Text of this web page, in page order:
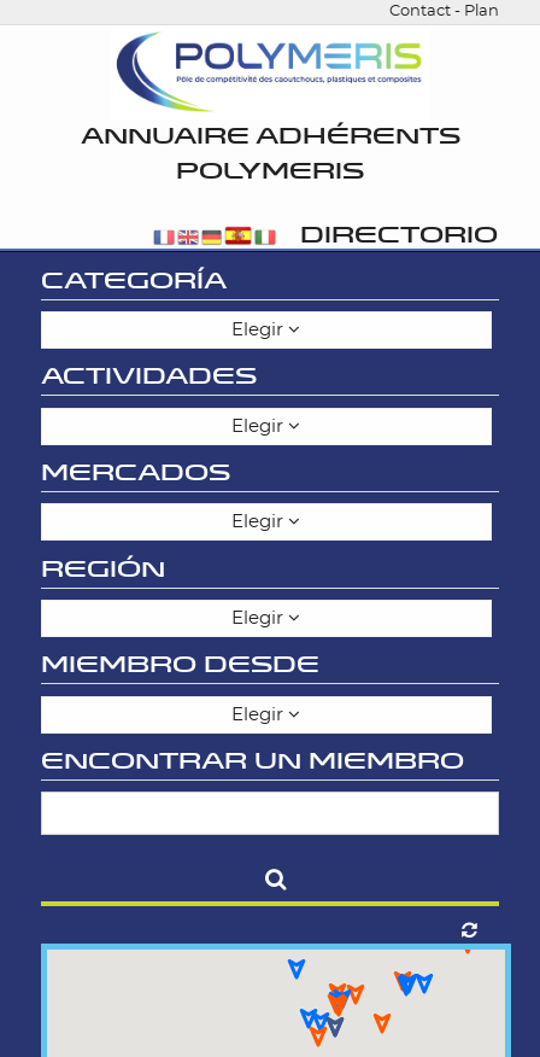
Contact - Plan
ANNUAIRE ADHÉRENTS
POLYMERIS
DIRECTORIO
CATEGORÍA
Elegir
ACTIVIDADES
Elegir
MERCADOS
Elegir
REGIÓN
Elegir
MIEMBRO DESDE
Elegir
ENCONTRAR UN MIEMBRO